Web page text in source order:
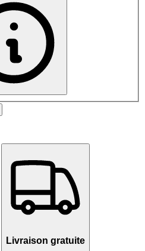
Livraison gratuite